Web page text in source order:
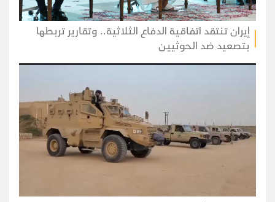
إيران تنتقد اتفاقية الدفاع الثلاثية.. وتقارير تربطها
بتصعيد ضد الحوثيين